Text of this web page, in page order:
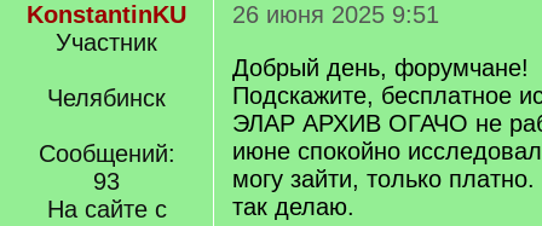
KonstantinKU
Участник
Челябинск
Сообщений:
93
На сайте с
26 июня 2025 9:51
Добрый день, форумчане!
Подскажите, бесплатное
ЭЛАР АРХИВ ОГАЧО не
июне спокойно
могу зайти, только
так делаю.